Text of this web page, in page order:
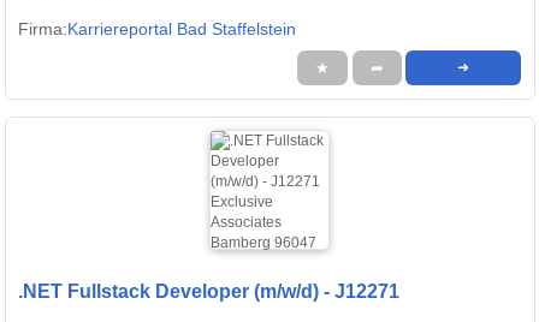
Firma:Karriereportal Bad Staffelstein
★ ➦ ➜
.NET Fullstack Developer (m/w/d) - J12271